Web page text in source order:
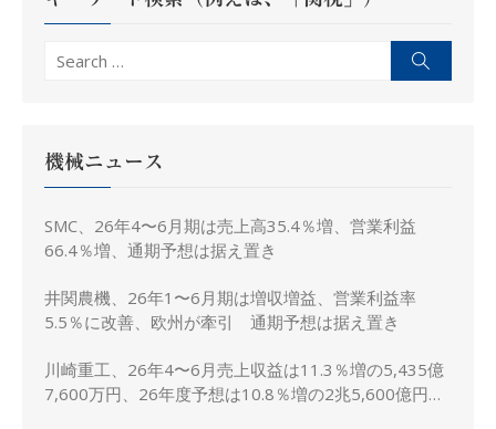
Search
機械ニュース
SMC、26年4〜6月期は売上高35.4％増、営業利益
66.4％増、通期予想は据え置き
井関農機、26年1〜6月期は増収増益、営業利益率
5.5％に改善、欧州が牽引 通期予想は据え置き
川崎重工、26年4〜6月売上収益は11.3％増の5,435億
7,600万円、26年度予想は10.8％増の2兆5,600億円に